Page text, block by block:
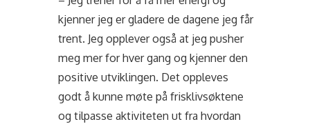
kjenner jeg er gladere de dagene jeg får
trent. Jeg opplever også at jeg pusher
meg mer for hver gang og kjenner den
positive utviklingen. Det oppleves
godt å kunne møte på frisklivsøktene
og tilpasse aktiviteten ut fra hvordan